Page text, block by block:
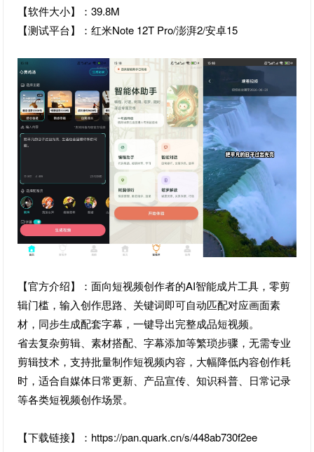
【软件大小】：39.8M
【测试平台】：红米Note 12T Pro/澎湃2/安卓15
【官方介绍】：面向短视频创作者的AI智能成片工具，零剪
辑门槛，输入创作思路、关键词即可自动匹配对应画面素
材，同步生成配套字幕，一键导出完整成品短视频。
省去复杂剪辑、素材搭配、字幕添加等繁琐步骤，无需专业
剪辑技术，支持批量制作短视频内容，大幅降低内容创作耗
时，适合自媒体日常更新、产品宣传、知识科普、日常记录
等各类短视频创作场景。
【下载链接】：https://pan.quark.cn/s/448ab730f2ee